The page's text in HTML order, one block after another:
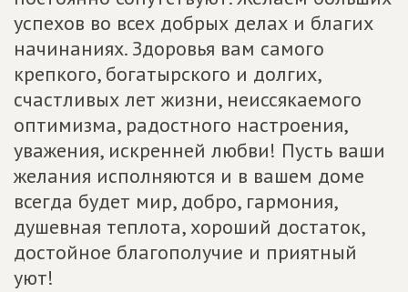
успехов во всех добрых делах и благих
начинаниях. Здоровья вам самого
крепкого, богатырского и долгих,
счастливых лет жизни, неиссякаемого
оптимизма, радостного настроения,
уважения, искренней любви! Пусть ваши
желания исполняются и в вашем доме
всегда будет мир, добро, гармония,
душевная теплота, хороший достаток,
достойное благополучие и приятный
уют!